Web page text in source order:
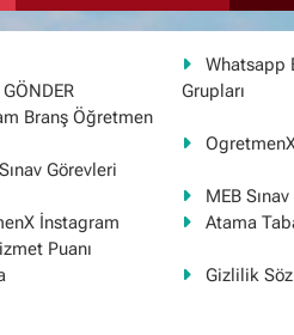
Whatsapp
Grupları
Branş Öğretmen
Görevleri
MEB
İnstagram
Atama
Puanı
Gizlilik